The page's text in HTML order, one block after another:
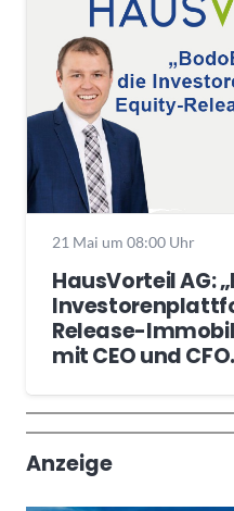
21 Mai um 08:00 Uhr
HausVorteil AG:
Release-
mit CEO und CFO.
Anzeige